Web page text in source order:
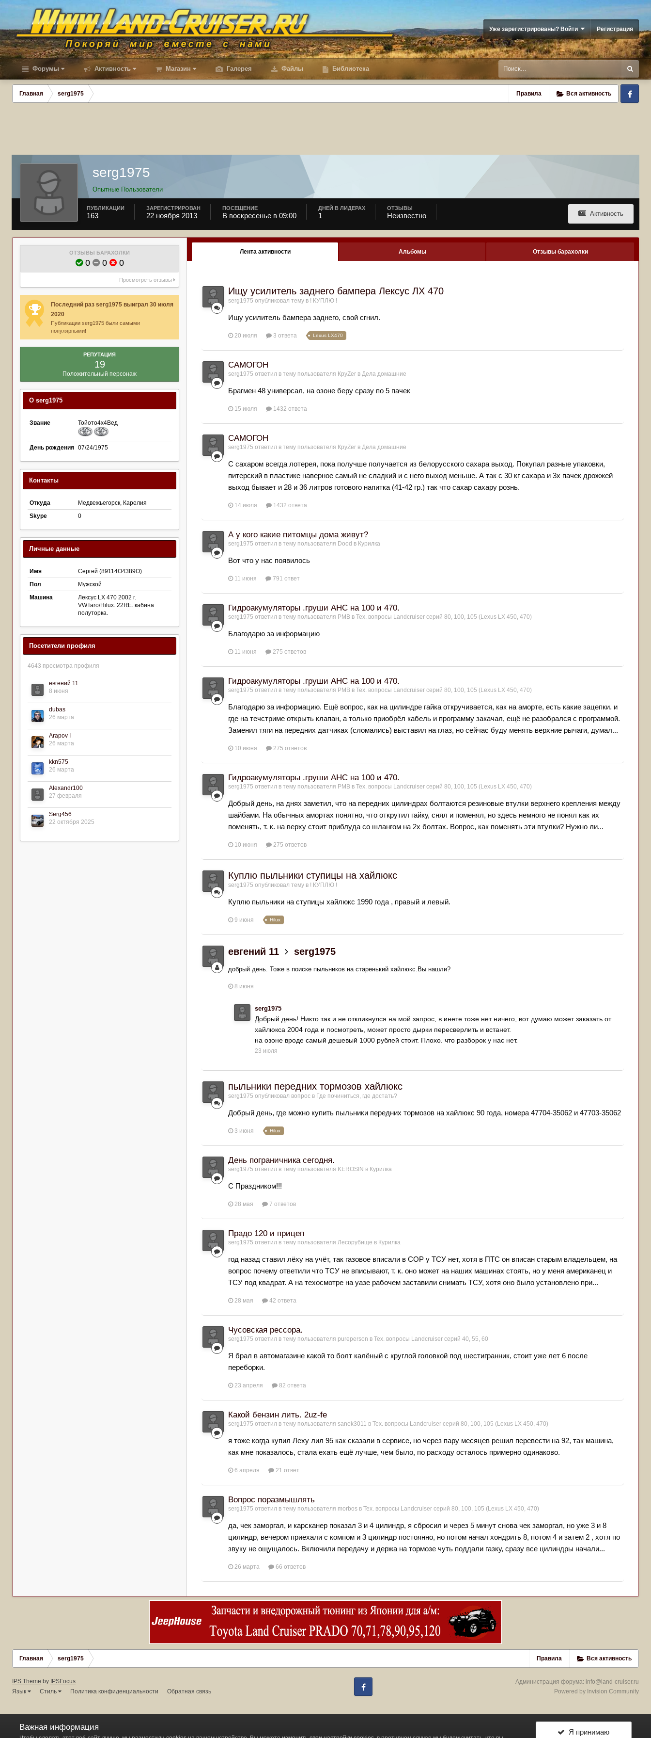
Уже зарегистрированы? Войти Регистрация
Форумы Активность Магазин Галерея Файлы Библиотека
Правила Вся активность
Главная serg1975
serg1975
Опытные Пользователи
Активность
ПУБЛИКАЦИИ
163
ЗАРЕГИСТРИРОВАН
22 ноября 2013
ПОСЕЩЕНИЕ
В воскресенье в 09:00
ДНЕЙ В ЛИДЕРАХ
1
ОТЗЫВЫ
Неизвестно
ОТЗЫВЫ БАРАХОЛКИ
0 0 0
Просмотреть отзывы
Последний раз serg1975 выиграл 30 июля
2020
Публикации serg1975 были самыми
популярными!
РЕПУТАЦИЯ
19
Положительный персонаж
О serg1975
Звание Тойото4х4Вед
День рождения 07/24/1975
Контакты
Откуда
Медвежьегорск, Карелия
Skype
0
Личные данные
Имя
Сергей (89114О4389О)
Пол
Мужской
Машина
Лексус LX 470 2002 г.
VWTaro/Hilux. 22RE. кабина
полуторка.
Посетители профиля
4643 просмотра профиля
евгений 11
8 июня
dubas
26 марта
Arapov I
26 марта
kkn575
26 марта
Alexandr100
27 февраля
Serg456
22 октября 2025
Лента активности Альбомы Отзывы барахолки
Ищу усилитель заднего бампера Лексус ЛХ 470
serg1975 опубликовал тему в ! КУПЛЮ !
Ищу усилитель бампера заднего, свой сгнил.
20 июля 3 ответа Lexus LX470
САМОГОН
serg1975 ответил в тему пользователя КруZer в Дела домашние
Брагмен 48 универсал, на озоне беру сразу по 5 пачек
15 июля 1432 ответа
САМОГОН
serg1975 ответил в тему пользователя КруZer в Дела домашние
С сахаром всегда лотерея, пока получше получается из белорусского сахара выход. Покупал разные упаковки,
питерский в пластике наверное самый не сладкий и с него выход меньше. А так с 30 кг сахара и 3х пачек дрожжей
выход бывает и 28 и 36 литров готового напитка (41-42 гр.) так что сахар сахару рознь.
14 июля 1432 ответа
А у кого какие питомцы дома живут?
serg1975 ответил в тему пользователя Dood в Курилка
Вот что у нас появилось
11 июня 791 ответ
Гидроакумуляторы .груши АНС на 100 и 470.
serg1975 ответил в тему пользователя РМВ в Тех. вопросы Landcruiser серий 80, 100, 105 (Lexus LX 450, 470)
Благодарю за информацию
11 июня 275 ответов
Гидроакумуляторы .груши АНС на 100 и 470.
serg1975 ответил в тему пользователя РМВ в Тех. вопросы Landcruiser серий 80, 100, 105 (Lexus LX 450, 470)
Благодарю за информацию. Ещё вопрос, как на цилиндре гайка откручивается, как на аморте, есть какие зацепки. и
где на течстриме открыть клапан, а только приобрёл кабель и программу закачал, ещё не разобрался с программой.
Заменил тяги на передних датчиках (сломались) выставил на глаз, но сейчас буду менять верхние рычаги, думал...
10 июня 275 ответов
Гидроакумуляторы .груши АНС на 100 и 470.
serg1975 ответил в тему пользователя РМВ в Тех. вопросы Landcruiser серий 80, 100, 105 (Lexus LX 450, 470)
Добрый день, на днях заметил, что на передних цилиндрах болтаются резиновые втулки верхнего крепления между
шайбами. На обычных амортах понятно, что открутил гайку, снял и поменял, но здесь немного не понял как их
поменять, т. к. на верху стоит приблуда со шлангом на 2х болтах. Вопрос, как поменять эти втулки? Нужно ли...
10 июня 275 ответов
Куплю пыльники ступицы на хайлюкс
serg1975 опубликовал тему в ! КУПЛЮ !
Куплю пыльники на ступицы хайлюкс 1990 года , правый и левый.
9 июня Hilux
евгений 11 serg1975
добрый день. Тоже в поиске пыльников на старенький хайлюкс.Вы нашли?
8 июня
serg1975
Добрый день! Никто так и не откликнулся на мой запрос, в инете тоже нет ничего, вот думаю может заказать от
хайлюкса 2004 года и посмотреть, может просто дырки пересверлить и встанет.
на озоне вроде самый дешевый 1000 рублей стоит. Плохо. что разборок у нас нет.
23 июля
пыльники передних тормозов хайлюкс
serg1975 опубликовал вопрос в Где починиться, где достать?
Добрый день, где можно купить пыльники передних тормозов на хайлюкс 90 года, номера 47704-35062 и 47703-35062
3 июня Hilux
День пограничника сегодня.
serg1975 ответил в тему пользователя KEROSIN в Курилка
С Праздником!!!
28 мая 7 ответов
Прадо 120 и прицеп
serg1975 ответил в тему пользователя Лесорубище в Курилка
год назад ставил лёху на учёт, так газовое вписали в СОР у ТСУ нет, хотя в ПТС он вписан старым владельцем, на
вопрос почему ответили что ТСУ не вписывают, т. к. оно может на наших машинах стоять, но у меня американец и
ТСУ под квадрат. А на техосмотре на уазе рабочем заставили снимать ТСУ, хотя оно было установлено при...
28 мая 42 ответа
Чусовская рессора.
serg1975 ответил в тему пользователя pureperson в Тех. вопросы Landcruiser серий 40, 55, 60
Я брал в автомагазине какой то болт калёный с круглой головкой под шестигранник, стоит уже лет 6 после
переборки.
23 апреля 82 ответа
Какой бензин лить. 2uz-fe
serg1975 ответил в тему пользователя sanek3011 в Тех. вопросы Landcruiser серий 80, 100, 105 (Lexus LX 450, 470)
я тоже когда купил Леху лил 95 как сказали в сервисе, но через пару месяцев решил перевести на 92, так машина,
как мне показалось, стала ехать ещё лучше, чем было, по расходу осталось примерно одинаково.
6 апреля 21 ответ
Вопрос поразмышлять
serg1975 ответил в тему пользователя morbos в Тех. вопросы Landcruiser серий 80, 100, 105 (Lexus LX 450, 470)
да, чек заморгал, и карсканер показал 3 и 4 цилиндр, я сбросил и через 5 минут снова чек заморгал, но уже 3 и 8
цилиндр, вечером приехали с компом и 3 цилиндр постоянно, но потом начал хондрить 8, потом 4 и затем 2 , хотя по
звуку не ощущалось. Включили передачу и держа на тормозе чуть поддали газку, сразу все цилиндры начали...
26 марта 66 ответов
Правила Вся активность
Главная serg1975
IPS Theme by IPSFocus
Язык
Стиль Политика конфиденциальности Обратная связь
Администрация форума: info@land-cruiser.ru
Powered by Invision Community
Важная информация
Я принимаю